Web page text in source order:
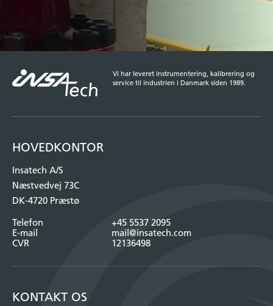
Vi har leveret instrumentering, kalibrering og
service til industrien i Danmark siden 1989.
HOVEDKONTOR
Insatech A/S
Næstvedvej 73C
DK-4720 Præstø
Telefon
+45 5537 2095
E-mail
mail@insatech.com
CVR
12136498
KONTAKT OS